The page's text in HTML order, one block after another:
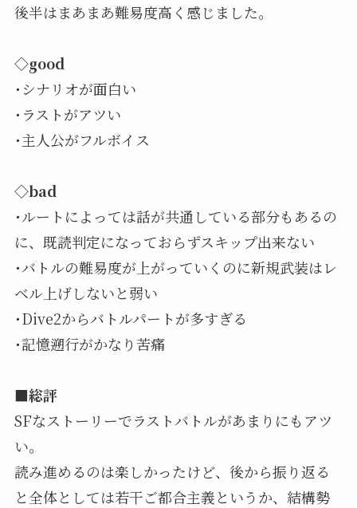
後半はまあまあ難易度高く感じました。
◇good
･シナリオが面白い
･ラストがアツい
･主人公がフルボイス
◇bad
･ルートによっては話が共通している部分もあるの
に、既読判定になっておらずスキップ出来ない
･バトルの難易度が上がっていくのに新規武装はレ
ベル上げしないと弱い
･Dive2からバトルパートが多すぎる
･記憶遡行がかなり苦痛
■総評
SFなストーリーでラストバトルがあまりにもアツ
い。
読み進めるのは楽しかったけど、後から振り返る
と全体としては若干ご都合主義というか、結構勢